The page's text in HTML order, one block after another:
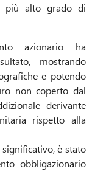
più alto grado di
azionario ha
mostrando
e potendo
non coperto dal
derivante
rispetto alla
è stato
obbligazionario